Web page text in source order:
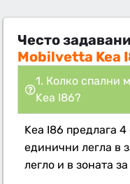
Често
Mobilvetta Kea
1. Колко спални
Kea I86?
Kea I86 предлага
единични легла в
легло и в зоната